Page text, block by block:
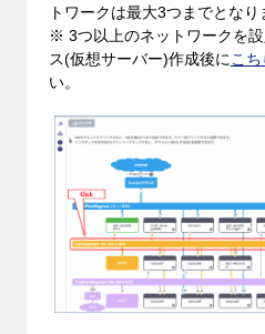
トワークは最大3つまでとなり
※ 3つ以上のネットワークを
ス(仮想サーバー)作成後に こち
い。